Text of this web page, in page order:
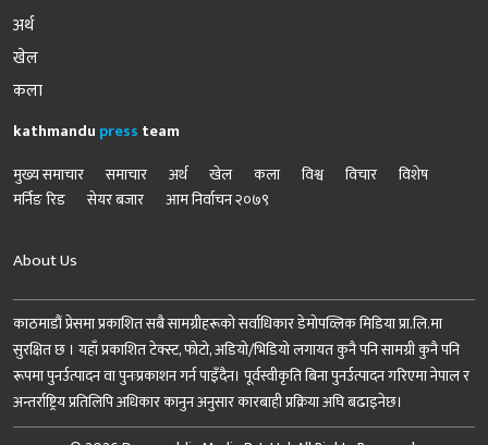
अर्थ
खेल
कला
kathmandu press team
मुख्य समाचार
समाचार अर्थ खेल कला विश्व विचार
विशेष
मर्निङ रिड
सेयर बजार आम निर्वाचन २०७९
About Us
काठमाडौं प्रेसमा प्रकाशित सबै सामग्रीहरूको सर्वाधिकार डेमोपव्लिक मिडिया प्रा.लि.मा
सुरक्षित छ । यहाँ प्रकाशित टेक्स्ट, फोटो, अडियो/भिडियो लगायत कुनै पनि सामग्री कुनै पनि
रूपमा पुनर्उत्पादन वा पुनःप्रकाशन गर्न पाइँदैन। पूर्वस्वीकृति बिना पुनर्उत्पादन गरिएमा नेपाल र
अन्तर्राष्ट्रिय प्रतिलिपि अधिकार कानुन अनुसार कारबाही प्रक्रिया अघि बढाइनेछ।